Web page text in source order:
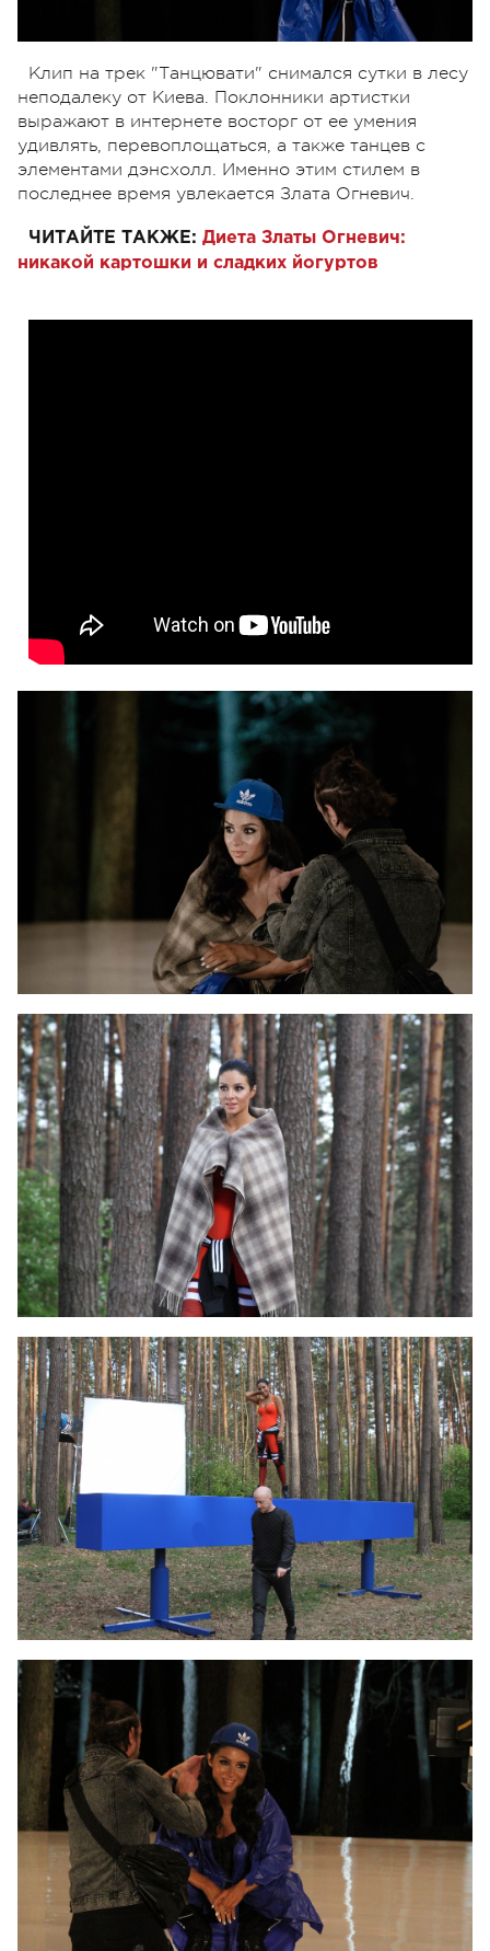
Клип на трек "Танцювати" снимался сутки в лесу
неподалеку от Киева. Поклонники артистки
выражают в интернете восторг от ее умения
удивлять, перевоплощаться, а также танцев с
элементами дэнсхолл. Именно этим стилем в
последнее время увлекается Злата Огневич.
ЧИТАЙТЕ ТАКЖЕ: Диета Златы Огневич:
никакой картошки и сладких йогуртов